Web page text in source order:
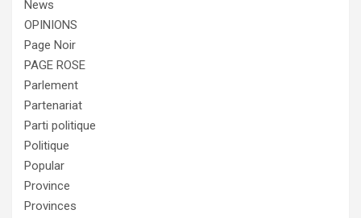
News
OPINIONS
Page Noir
PAGE ROSE
Parlement
Partenariat
Parti politique
Politique
Popular
Province
Provinces